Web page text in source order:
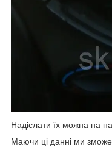
Надіслати їх можна на
Маючи ці данні ми